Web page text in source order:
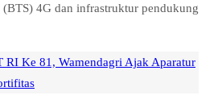
(BTS) 4G dan infrastruktur pendukung
RI Ke 81, Wamendagri Ajak Aparatur